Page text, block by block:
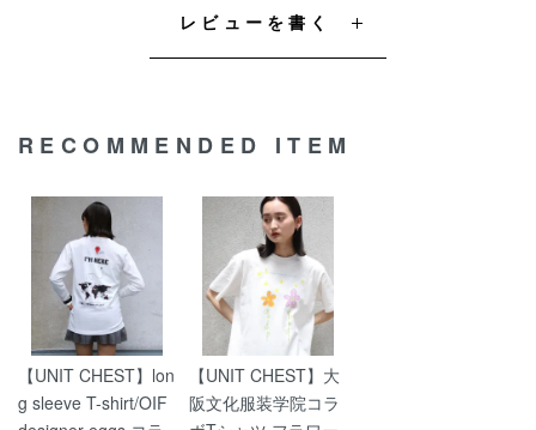
レビューを書く
RECOMMENDED ITEM
【UNIT CHEST】lon
g sleeve T-shirt/OIF
【UNIT CHEST】大
阪文化服装学院コラ